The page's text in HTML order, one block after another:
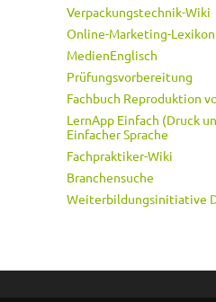
Verpackungstechnik-Wiki
Online-Marketing-Lexikon
MedienEnglisch
Prüfungsvorbereitung
Fachbuch Reproduktion
LernApp Einfach (Druck
Einfacher Sprache
Fachpraktiker-Wiki
Branchensuche
Weiterbildungsinitiative